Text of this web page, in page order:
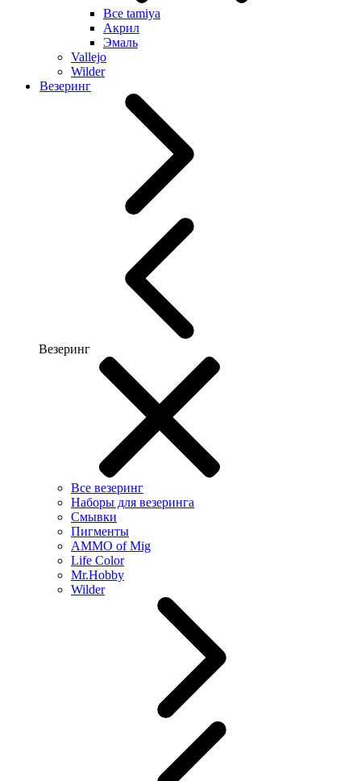
Все tamiya
Акрил
Эмаль
Vallejo
Wilder
Везеринг
Везеринг
Все везеринг
Наборы для везеринга
Смывки
Пигменты
AMMO of Mig
Life Color
Mr.Hobby
Wilder